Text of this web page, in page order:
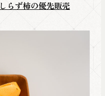
らず柿の優先販売